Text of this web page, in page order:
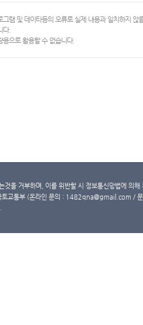
그램 및 데이타등의 오류로 실제 내용과 일치하지
다.
용으로 활용할 수 없습니다.
것을 거부하며, 이를 위반할 시 정보통신망법에 의
교통부 (온라인 문의 : 1482qna@gmail.com /